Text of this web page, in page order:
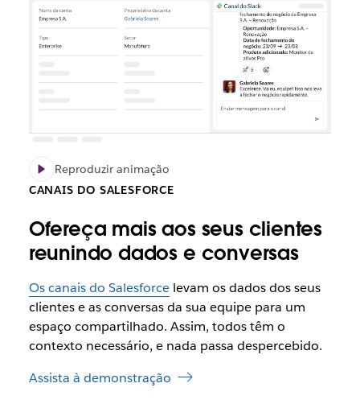
Reproduzir animação
CANAIS DO SALESFORCE
Ofereça mais aos seus clientes
reunindo dados e conversas
Os canais do Salesforcelevam os dados dos seus
clientes e as conversas da sua equipe para um
espaço compartilhado. Assim, todos têm o
contexto necessário, e nada passa despercebido.
Assista à demonstração